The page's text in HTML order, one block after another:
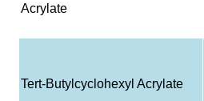
Acrylate
Tert-Butylcyclohexyl Acrylate